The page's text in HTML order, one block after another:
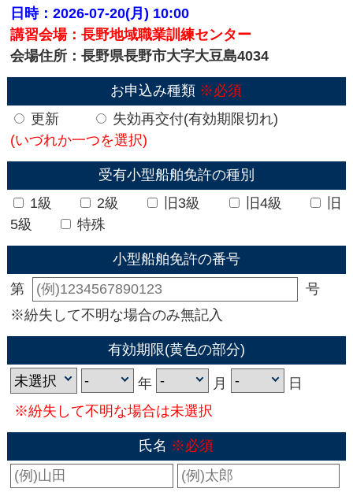
日時：2026-07-20(月) 10:00
講習会場：長野地域職業訓練センター
会場住所：長野県長野市大字大豆島4034
お申込み種類 ※必須
更新
失効再交付(有効期限切れ)
(いづれか一つを選択)
受有小型船舶免許の種別
1級
2級 旧3級 旧4級
旧
5級
特殊
小型船舶免許の番号
第
号
※紛失して不明な場合のみ無記入
有効期限(黄色の部分)
年 月
日
※紛失して不明な場合は未選択
氏名 ※必須